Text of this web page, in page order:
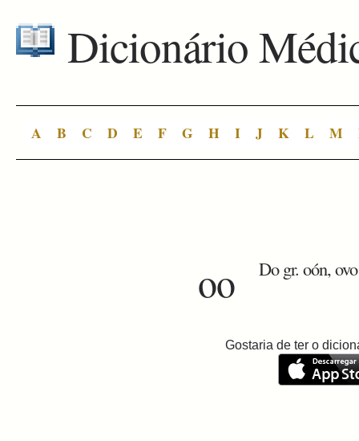
Dicionário
A B C D E F G H I J K L M
oo Do gr. oón,
Gostaria de ter o